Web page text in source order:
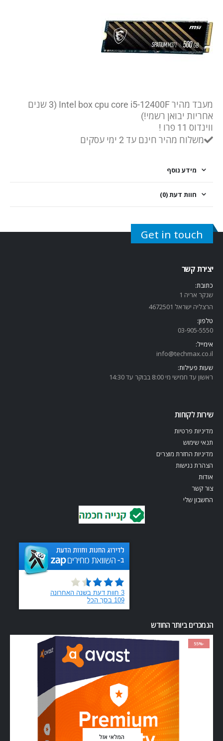
מעבד מהיר Intel box cpu core i5-12400F (3 שנים
אחריות יבואן רשמי!)
ווינדוס 11 פרו !
משלוח מהיר חינם עד 2 ימי עסקים
מידע נוסף
חוות דעת (0)
Get in touch
יצירת קשר
כתובת:
שנקר אריה 1
הרצליה ישראל 4672501
טלפון:
03-905-5550
אימייל:
info@techmax.co.il
שעות פעילות:
ראשון עד חמישי מי 8:00 בבוקר עד 14:30
שירות לקוחות
מדיניות פרטיות
תנאי שימוש
מדיניות החזרת מוצרים
הצהרת נגישות
אודות
צור קשר
החשבון שלי
הנמכרים ביותר החודש
-55%
המלאי אזל